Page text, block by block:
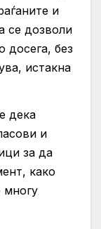
и
се дозволи
досега, без
истакна
дека
и
за да
како
многу